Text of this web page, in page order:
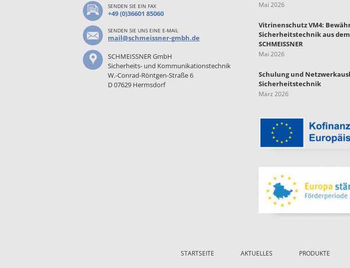
SENDEN SIE EIN FAX
+49 (0)36601 85060
SENDEN SIE UNS EINE E-MAIL
mail@schmeissner-gmbh.de
SCHMEISSNER GmbH
Sicherheits- und Kommunikationstechnik
W.-Conrad-Röntgen-Straße 6
D 07629 Hermsdorf
Mai 2026
Vitrinenschutz VM4:
Sicherheitstechnik aus
SCHMEISSNER
Mai 2026
Schulung und
Sicherheitstechnik
März 2026
STARTSEITE AKTUELLES PRODUKTE